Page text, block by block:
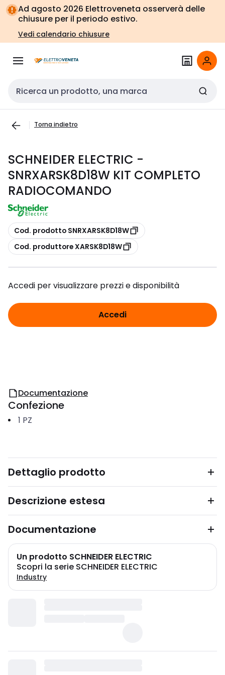
Vai alla
navigazione
Vai
alla
pagina
Ad agosto 2026 Elettroveneta osserverà delle
chiusure per il periodo estivo.
Vedi calendario chiusure
Cerca input
Torna indietro
SCHNEIDER ELECTRIC -
SNRXARSK8D18W KIT COMPLETO
RADIOCOMANDO
copia
Cod. prodotto SNRXARSK8D18W
copia
Cod. produttore XARSK8D18W
Accedi per visualizzare prezzi e disponibilità
Accedi
Documentazione
Confezione
1 PZ
Dettaglio prodotto
Descrizione estesa
Documentazione
Un prodotto SCHNEIDER ELECTRIC
Scopri la serie SCHNEIDER ELECTRIC
Industry